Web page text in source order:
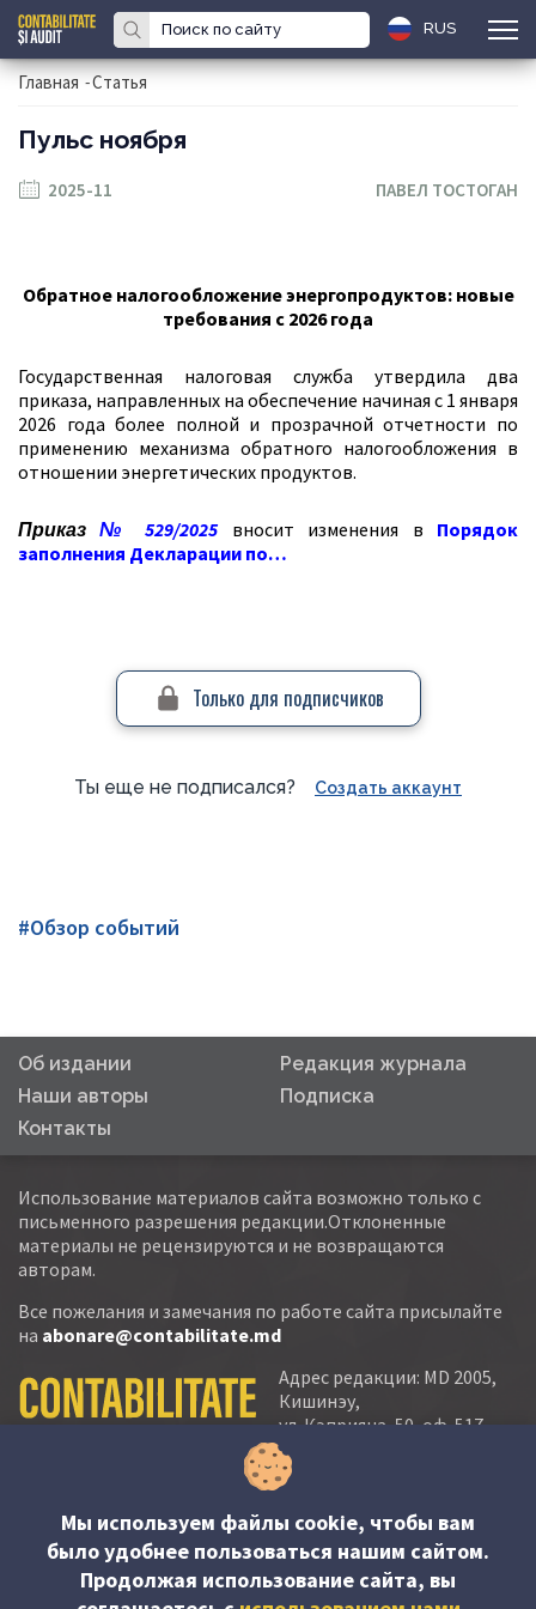
RUS
Главная -Статья
Пульс ноября
2025-11 ПАВЕЛ ТОСТОГАН
Обратное налогообложение энергопродуктов: новые
требования с 2026 года
Государственная налоговая служба утвердила два
приказа, направленных на обеспечение начиная с 1 января
2026 года более полной и прозрачной отчетности по
применению механизма обратного налогообложения в
отношении энергетических продуктов.
Приказ№ 529/2025 вносит изменения в Порядок
заполнения Декларации по…
Только для подписчиков
Ты еще не подписался? Создать аккаунт
#Обзор событий
Об издании
Редакция журнала
Наши авторы
Подписка
Контакты
Использование материалов сайта возможно только с
письменного разрешения редакции.Отклоненные
материалы не рецензируются и не возвращаются
авторам.
Все пожелания и замечания по работе сайта присылайте
на abonare@contabilitate.md
Адрес редакции: MD 2005,
Кишинэу,
ул. Кэприяна, 50, оф. 517-
518
тел.:
тел./факс: (+373 22) 22 53 90
e-mail:
abonare@contabilitate.md
Мы используем файлы cookie, чтобы вам
было удобнее пользоваться нашим сайтом.
Продолжая использование сайта, вы